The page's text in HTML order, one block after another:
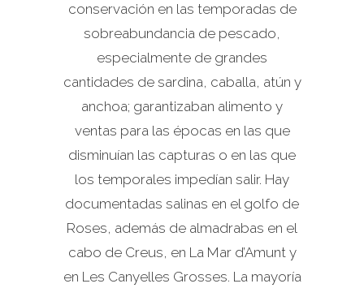
conservación en las temporadas de
sobreabundancia de pescado,
especialmente de grandes
cantidades de sardina, caballa, atún y
anchoa; garantizaban alimento y
ventas para las épocas en las que
disminuían las capturas o en las que
los temporales impedían salir. Hay
documentadas salinas en el golfo de
Roses, además de almadrabas en el
cabo de Creus, en La Mar d’Amunt y
en Les Canyelles Grosses. La mayoría